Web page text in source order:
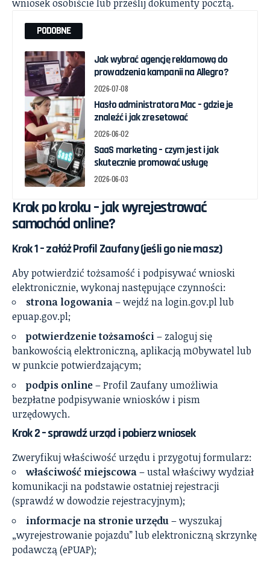
wniosek osobiście lub prześlij dokumenty pocztą.
PODOBNE
Jak wybrać agencję reklamową do
prowadzenia kampanii na Allegro?
2026-07-08
Hasło administratora Mac – gdzie je
znaleźć i jak zresetować
2026-06-02
SaaS marketing – czym jest i jak
skutecznie promować usługę
2026-06-03
Krok po kroku – jak wyrejestrować
samochód online?
Krok 1 – załóż Profil Zaufany (jeśli go nie masz)
Aby potwierdzić tożsamość i podpisywać wnioski
elektronicznie, wykonaj następujące czynności:
strona logowania– wejdź na login.gov.pl lub
epuap.gov.pl;
potwierdzenie tożsamości– zaloguj się
bankowością elektroniczną, aplikacją mObywatel lub
w punkcie potwierdzającym;
podpis online– Profil Zaufany umożliwia
bezpłatne podpisywanie wniosków i pism
urzędowych.
Krok 2 – sprawdź urząd i pobierz wniosek
Zweryfikuj właściwość urzędu i przygotuj formularz:
właściwość miejscowa– ustal właściwy wydział
komunikacji na podstawie ostatniej rejestracji
(sprawdź w dowodzie rejestracyjnym);
informacje na stronie urzędu– wyszukaj
„wyrejestrowanie pojazdu” lub elektroniczną skrzynkę
podawczą (ePUAP);